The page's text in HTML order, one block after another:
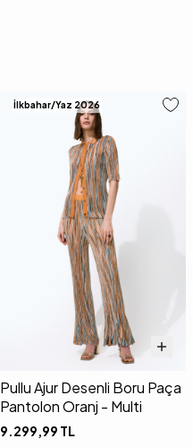
İlkbahar/Yaz 2026
Pullu Ajur Desenli Boru Paça
Pantolon Oranj - Multi
9.299,99 TL